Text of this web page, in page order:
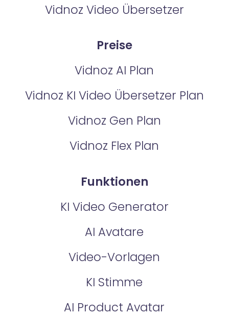
Vidnoz Video Übersetzer
Preise
Vidnoz AI Plan
Vidnoz KI Video Übersetzer Plan
Vidnoz Gen Plan
Vidnoz Flex Plan
Funktionen
KI Video Generator
AI Avatare
Video-Vorlagen
KI Stimme
AI Product Avatar